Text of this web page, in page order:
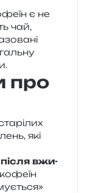
є не
чай,
про
які
після вжи­